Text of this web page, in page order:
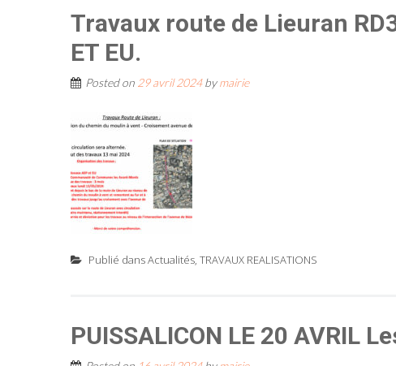
Travaux route de Lieuran
ET EU.
Posted on 29 avril 2024bymairie
Publié dansActualités, TRAVAUX REALISATIONS
PUISSALICON LE 20 AVRIL